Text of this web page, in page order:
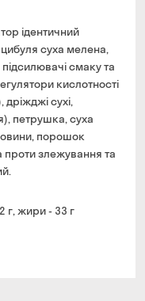
ідентичний
суха мелена,
смаку та
кислотності
сухі,
петрушка, суха
порошок
злежування та
г, жири - 33 г